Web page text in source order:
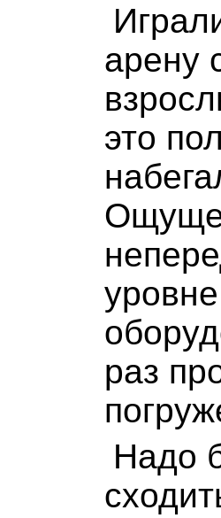
арену
это
раз
Надо